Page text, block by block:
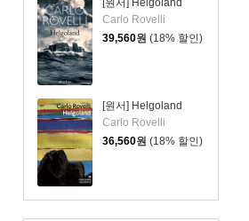
Carlo Rovelli
39,560원 (18% 할인)
[원서] Helgoland
Carlo Rovelli
36,560원 (18% 할인)